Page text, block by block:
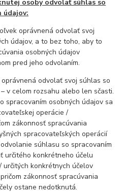
osoby odvolať súhlas so
údajov:
oprávnená odvolať svoj
údajov, a to bez toho, aby to
osobných údajov
pred jeho odvolaním.
odvolať svoj súhlas so
v celom rozsahu alebo len sčasti.
spracovaním osobných údajov sa
operácie /
zákonnosť spracúvania
spracovateľských operácií
súhlasu so spracovaním
určitého konkrétneho účelu
určitých konkrétnych účelov
zákonnosť spracúvania
ostane nedotknutá.